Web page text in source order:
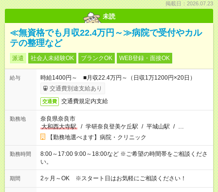
掲載日：2026.07.23
未読
≪無資格でも月収22.4万円～≫病院で受付やカル
テの整理など
派遣 社会人未経験OK ブランクOK WEB登録・面接OK
給与
時給1400円～ ■月収22.4万円～（日収1万1200円×20日）
交通費別途支給あり
交通費 交通費規定内支給
勤務地
奈良県奈良市
大和西大寺駅
/ 学研奈良登美ケ丘駅 / 平城山駅 / …
【勤務地選べます】病院・クリニック
勤務時間
8:00～17:00 9:00～18:00など ※ご希望の時間帯をご相談くださ
い。
期間 2ヶ月～OK ※スタート日はお気軽にご相談ください！